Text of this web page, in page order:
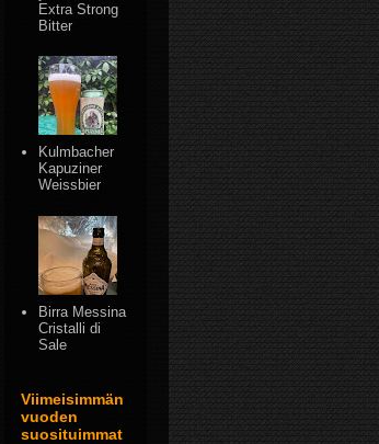
Extra Strong
Bitter
Kulmbacher
Kapuziner
Weissbier
Birra Messina
Cristalli di
Sale
Viimeisimmän
vuoden
suosituimmat